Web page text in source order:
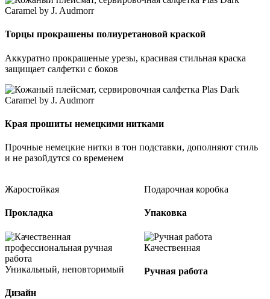
Торцы прокрашены полиуретановой краской
Аккуратно прокрашеные урезы, красивая стильная краска
защищает салфетки с боков
Края прошиты немецкими нитками
Прочные немецкие нитки в тон подставки, дополняют стиль
и не разойдутся со временем
Жаростойкая
Прокладка
Подарочная коробка
Упаковка
Уникальный, неповторимый
Дизайн
Качественная
Ручная работа